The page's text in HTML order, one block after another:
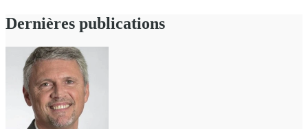
Dernières publications